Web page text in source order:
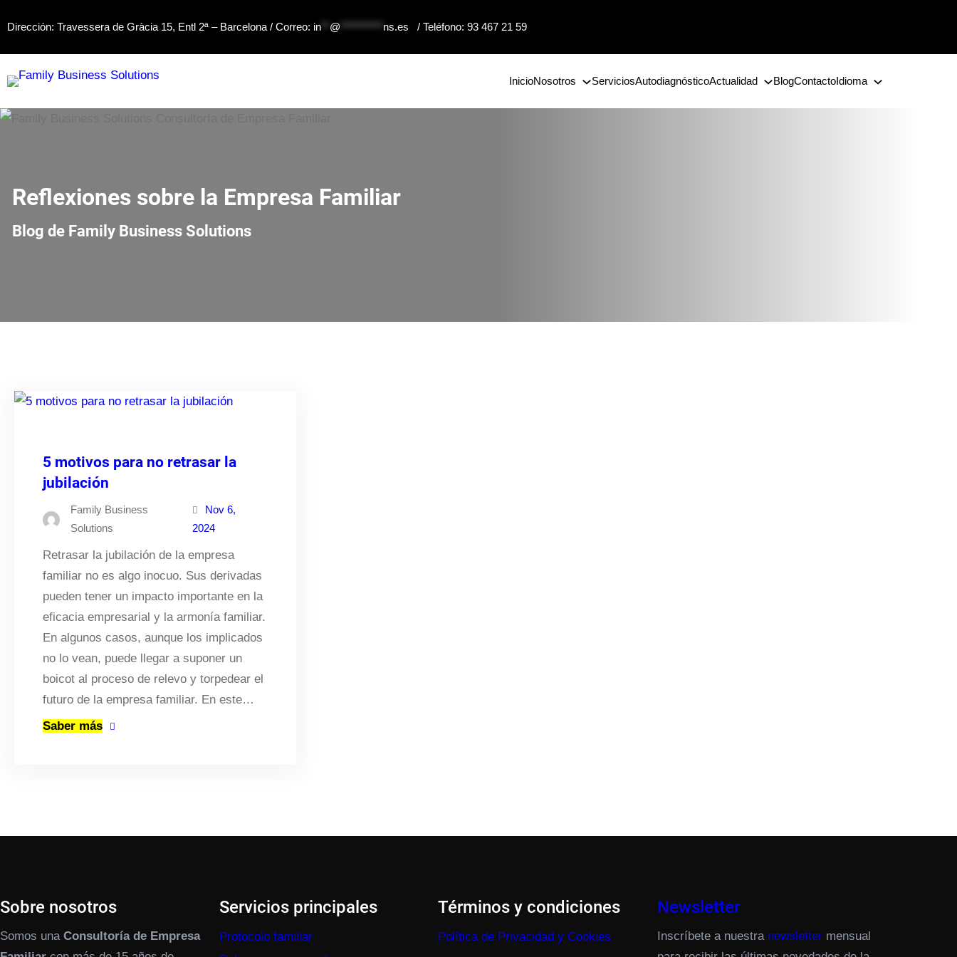
al
contenido
Dirección: Travessera de Gràcia 15, Entl 2ª – Barcelona / Correo: in @ ns.es / Teléfono: 93 467 21 59
InicioNosotros ServiciosAutodiagnósticoActualidad BlogContactoIdioma
Reflexiones sobre la Empresa Familiar
Blog de Family Business Solutions
5 motivos para no retrasar la
jubilación
Family Business
Solutions
Nov 6,
2024
Retrasar la jubilación de la empresa
familiar no es algo inocuo. Sus derivadas
pueden tener un impacto importante en la
eficacia empresarial y la armonía familiar.
En algunos casos, aunque los implicados
no lo vean, puede llegar a suponer un
boicot al proceso de relevo y torpedear el
futuro de la empresa familiar. En este…
Saber más
Sobre nosotros
Somos una Consultoría de Empresa
Servicios principales
Protocolo familiar
Términos y condiciones
Política de Privacidad y Cookies
Newsletter
Inscríbete a nuestra newslettermensual